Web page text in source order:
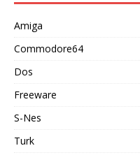
Amiga
Commodore64
Dos
Freeware
S-Nes
Turk